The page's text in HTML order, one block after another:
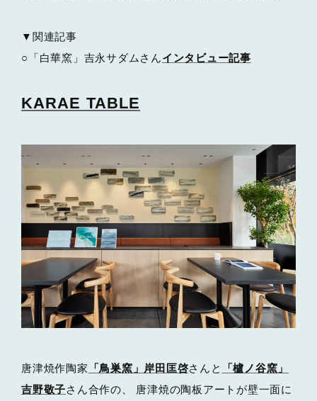
▼関連記事
○「白華窯」吉永サダムさんインタビュー記事
KARAE TABLE
唐津焼作陶家 「鳥巣窯」岸田匡啓さんと
「櫨ノ谷窯」
吉野敬子さん合作の、 唐津焼の陶板アートが壁一面に